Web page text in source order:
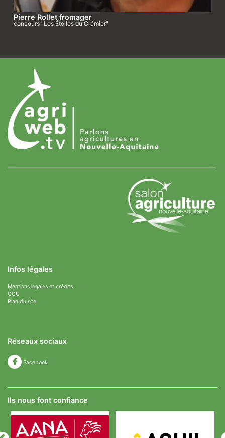
Pierre Rollet fromager
concours "Les Étoiles du Crémier"
Infos légales
Mentions légales et crédits
CGU
Plan du site
Réseaux sociaux
Facebook
Ils nous font confiance